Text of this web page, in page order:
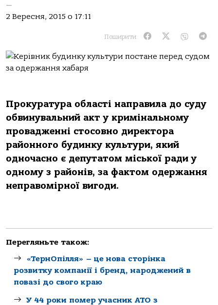
—
2 Вересня, 2015 о 17:11
Поширити:
Прокуратура області направила до суду
обвинувальний акт у кримінальному
провадженні стосовно директора
районного будинку культури, який
одночасно є депутатом міської ради у
одному з районів, за фактом одержання
неправомірної вигоди.
Перегляньте також:
«ТернОпілля» – це нова сторінка
розвитку компанії і бренд, народжений в
повазі до свого краю
У 44 роки помер учасник АТО з